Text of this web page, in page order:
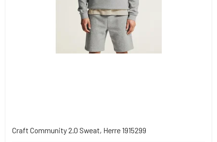
Craft Community 2.0 Sweat, Herre 1915299